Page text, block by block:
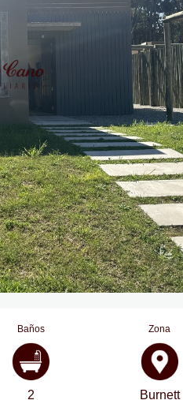
Baños
2
Zona
Burnett